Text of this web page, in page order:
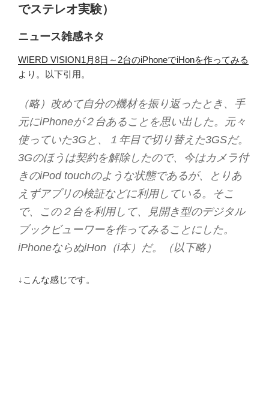
でステレオ実験）
ニュース雑感ネタ
WIERD VISION1月8日～2台のiPhoneでiHonを作ってみる
より。以下引用。
（略）改めて自分の機材を振り返ったとき、手
元にiPhoneが２台あることを思い出した。元々
使っていた3Gと、１年目で切り替えた3GSだ。
3Gのほうは契約を解除したので、今はカメラ付
きのiPod touchのような状態であるが、とりあ
えずアプリの検証などに利用している。そこ
で、この２台を利用して、見開き型のデジタル
ブックビューワーを作ってみることにした。
iPhoneならぬiHon（i本）だ。（以下略）
↓こんな感じです。